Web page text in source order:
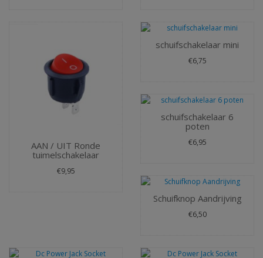
AAN / UIT Ronde
tuimelschakelaar
€9,95
schuifschakelaar mini
€6,75
schuifschakelaar 6
poten
€6,95
Schuifknop Aandrijving
€6,50